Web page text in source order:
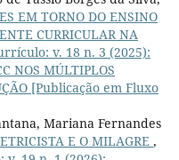
EM TORNO DO ENSINO
CURRICULAR NA
v. 18 n. 3 (2025):
NOS MÚLTIPLOS
[Publicação em Fluxo
Mariana Fernandes
E O MILAGRE ,